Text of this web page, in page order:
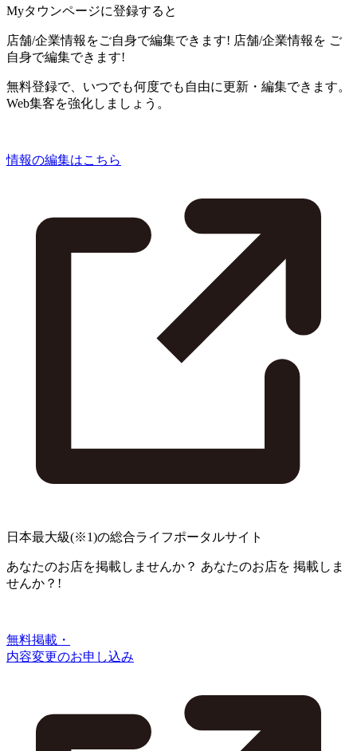
Myタウンページに登録すると
店舗/企業情報をご自身で編集できます! 店舗/企業情報を ご
自身で編集できます!
無料登録で、いつでも何度でも自由に更新・編集できます。
Web集客を強化しましょう。
情報の編集はこちら
日本最大級(※1)の総合ライフポータルサイト
あなたのお店を掲載しませんか？ あなたのお店を 掲載しま
せんか？!
無料掲載・
内容変更のお申し込み